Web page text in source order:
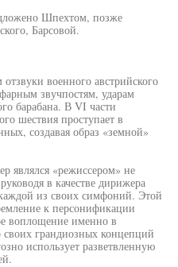
Шпехтом, позже
Барсовой.
военного австрийского
звучпостям, ударам
барабана. В VI части
шествия проступает в
создавая образ «земной»
являлся «режиссером» не
в качестве дирижера
из своих симфоний. Этой
к персонификации
воплощение именно в
грандиозных концепций
использует разветвленную